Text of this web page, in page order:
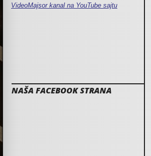
VideoMajsor kanal na YouTube sajtu
NAŠA FACEBOOK STRANA